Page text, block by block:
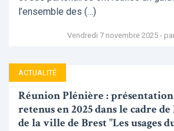
l’ensemble des (…)
Vendredi 7 novembre 2025 -
ACTUALITÉ
Réunion Plénière : présentation
retenus en 2025 dans le cadre
de la ville de Brest "Les usages